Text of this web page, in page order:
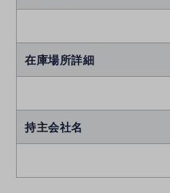
在庫場所詳細
持主会社名